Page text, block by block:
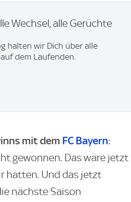
Wechsel, alle Gerüchte
halten wir Dich über alle
dem Laufenden.
mit dem FC Bayern:
gewonnen. Das wäre jetzt
hatten. Und das jetzt
nächste Saison